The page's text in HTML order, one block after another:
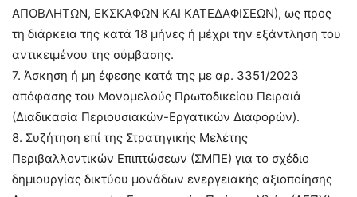
ΑΠΟΒΛΗΤΩΝ, ΕΚΣΚΑΦΩΝ ΚΑΙ ΚΑΤΕΔΑΦΙΣΕΩΝ), ως προς
τη διάρκεια της κατά 18 μήνες ή μέχρι την εξάντληση του
αντικειμένου της σύμβασης.
7. Άσκηση ή μη έφεσης κατά της με αρ. 3351/2023
απόφασης του Μονομελούς Πρωτοδικείου Πειραιά
(Διαδικασία Περιουσιακών-Εργατικών Διαφορών).
8. Συζήτηση επί της Στρατηγικής Μελέτης
Περιβαλλοντικών Επιπτώσεων (ΣΜΠΕ) για το σχέδιο
δημιουργίας δικτύου μονάδων ενεργειακής αξιοποίησης